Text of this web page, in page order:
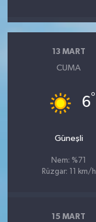
13 MART
CUMA
6°
Güneşli
Nem: %71
Rüzgar: 11 km/h
15 MART